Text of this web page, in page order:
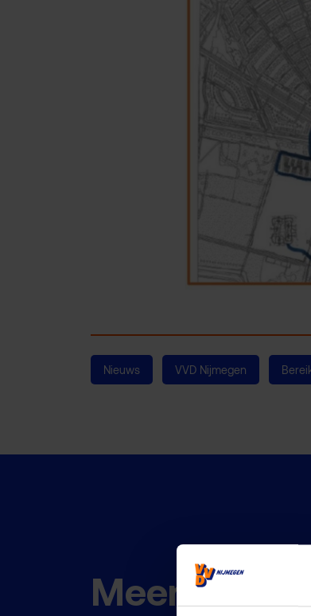
Nieuws VVD Nijmegen
Meer nieuws